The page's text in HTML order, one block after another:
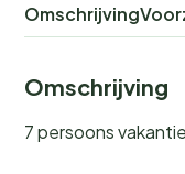
Omschrijving
Omschrijving
7 persoons